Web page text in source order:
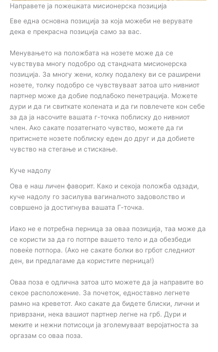
Направете ја пожешката мисионерска позиција
Еве една основна позиција за која можеби не верувате
дека е прекрасна позиција само за вас.
Менувањето на положбата на нозете може да се
чувствува многу подобро од стандната мисионерска
позиција. За многу жени, колку подалеку ви се раширени
нозете, толку подобро се чувствуваат затоа што нивниот
партнер може да добие подлабоко пенетрација. Можете
дури и да ги свиткате колената и да ги повлечете кон себе
за да ја насочите вашата г-точка поблиску до нивниот
член. Ако сакате позатегнато чувство, можете да ги
притиснете нозете поблиску еден до друг и да добиете
чувство на стегање и стискање.
Куче надолу
Ова е наш личен фаворит. Како и секоја положба одзади,
куче надолу го засилува вагиналното задоволство и
совршено ја достигнува вашата Г-точка.
Иако не е потребна перница за оваа позиција, таа може да
се користи за да го потпре вашето тело и да обезбеди
повеќе потпора. (Ако не сакате болки во грбот следниот
ден, ви предлагаме да користите перница!)
Оваа поза е одлична затоа што можете да ја направите во
секое расположение. За почеток, едноставно легнете
рамно на креветот. Ако сакате да бидете блиски, лични и
приврзани, нека вашиот партнер легне на грб. Дури и
меките и нежни потисоци ја зголемуваат веројатноста за
оргазам со оваа поза.